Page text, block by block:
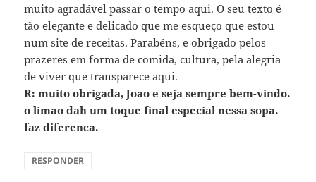
muito agradável passar o tempo aqui. O seu texto é
tão elegante e delicado que me esqueço que estou
num site de receitas. Parabéns, e obrigado pelos
prazeres em forma de comida, cultura, pela alegria
de viver que transparece aqui.
R: muito obrigada, Joao e seja sempre bem-vindo.
o limao dah um toque final especial nessa sopa.
faz diferenca.
RESPONDER